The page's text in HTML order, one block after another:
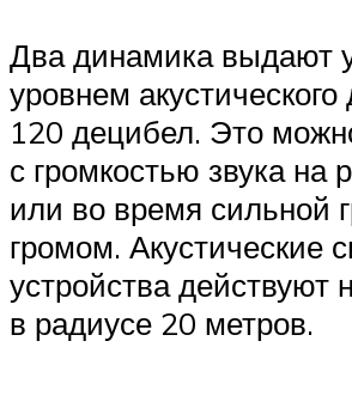
Два динамика выдают
уровнем
120 децибел. Это
с громкостью звука на
или во время сильной
громом. Акустические
устройства действуют
в радиусе 20 метров.